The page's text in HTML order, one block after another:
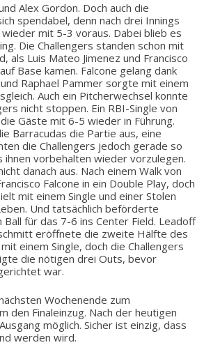
Alex Gordon. Doch auch die
spendabel, denn nach drei Innings
mit 5-3 voraus. Dabei blieb es
Die Challengers standen schon mit
als Luis Mateo Jimenez und Francisco
Base kamen. Falcone gelang dank
Raphael Pammer sorgte mit einem
Auch ein Pitcherwechsel konnte
nicht stoppen. Ein RBI-Single von
Gäste mit 6-5 wieder in Führung.
Barracudas die Partie aus, eine
die Challengers jedoch gerade so
ihnen vorbehalten wieder vorzulegen.
danach aus. Nach einem Walk von
Falcone in ein Double Play, doch
mit einem Single und einer Stolen
Und tatsächlich beförderte
Ball für das 7-6 ins Center Field. Leadoff
eröffnete die zweite Hälfte des
einem Single, doch die Challengers
die nötigen drei Outs, bevor
war.
Wochenende zum
den Finaleinzug. Nach der heutigen
möglich. Sicher ist einzig, dass
werden wird.